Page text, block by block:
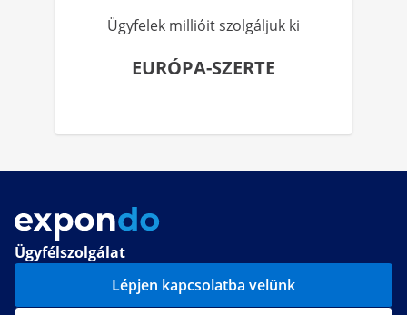
Ügyfelek millióit szolgáljuk ki
EURÓPA-SZERTE
Ügyfélszolgálat
Lépjen kapcsolatba velünk